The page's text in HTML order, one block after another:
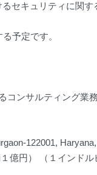
セキュリティに関
予定です。
コンサルティング業
122001,
億円） （１インドル